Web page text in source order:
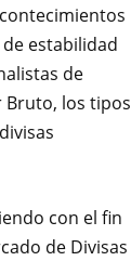
estabilidad
de
Bruto, los tipos
con el fin
de Divisas